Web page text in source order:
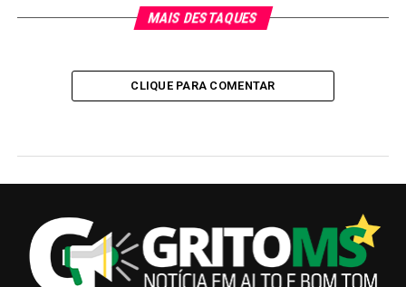
MAIS DESTAQUES
CLIQUE PARA COMENTAR